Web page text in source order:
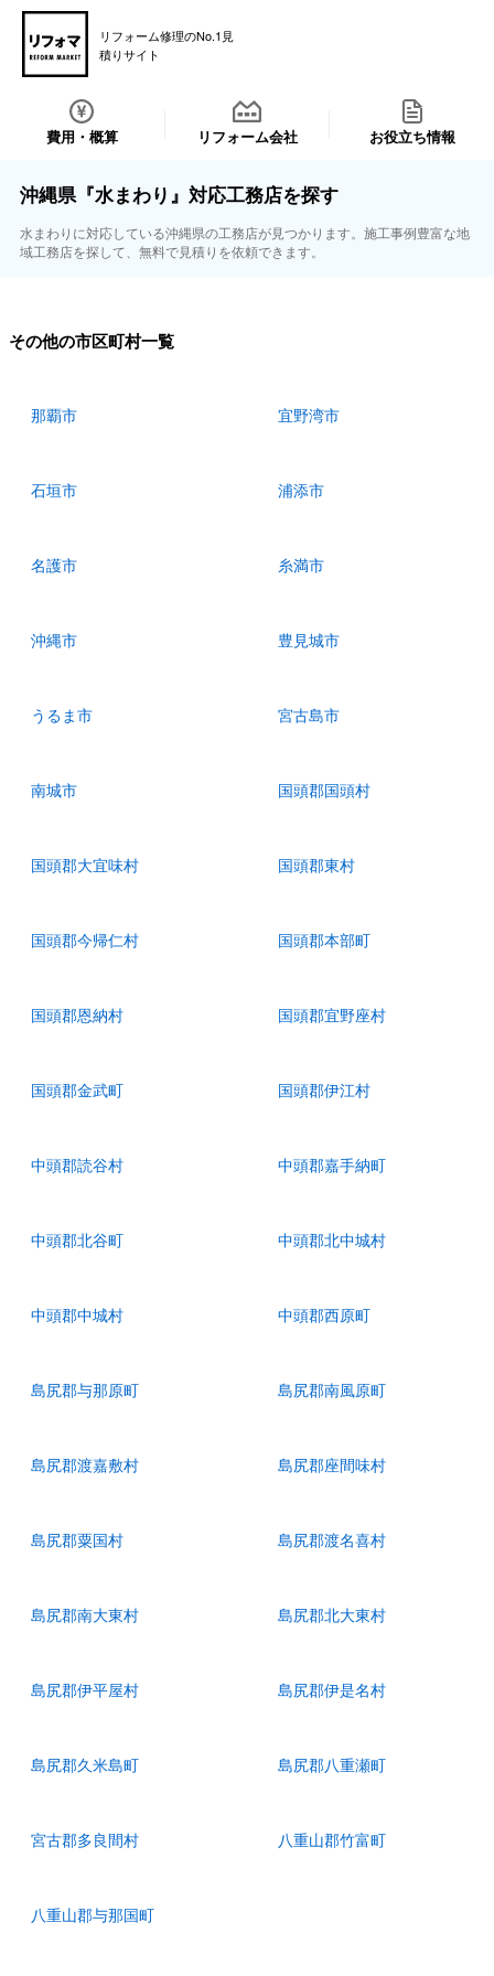
リフォーム修理のNo.1見
積りサイト
費用・概算 リフォーム会社 お役立ち情報
沖縄県『水まわり』対応工務店を探す
水まわりに対応している沖縄県の工務店が見つかります。施工事例豊富な地
域工務店を探して、無料で見積りを依頼できます。
その他の市区町村一覧
那覇市 宜野湾市
石垣市 浦添市
名護市 糸満市
沖縄市 豊見城市
うるま市 宮古島市
南城市 国頭郡国頭村
国頭郡大宜味村 国頭郡東村
国頭郡今帰仁村 国頭郡本部町
国頭郡恩納村 国頭郡宜野座村
国頭郡金武町 国頭郡伊江村
中頭郡読谷村 中頭郡嘉手納町
中頭郡北谷町 中頭郡北中城村
中頭郡中城村 中頭郡西原町
島尻郡与那原町 島尻郡南風原町
島尻郡渡嘉敷村 島尻郡座間味村
島尻郡粟国村 島尻郡渡名喜村
島尻郡南大東村 島尻郡北大東村
島尻郡伊平屋村 島尻郡伊是名村
島尻郡久米島町 島尻郡八重瀬町
宮古郡多良間村 八重山郡竹富町
八重山郡与那国町